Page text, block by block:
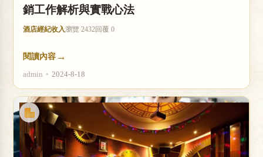
銷工作解析與實戰心法
酒店經紀收入瀏覽 2432回覆 0
閱讀內容 →
admin • 2024-8-18